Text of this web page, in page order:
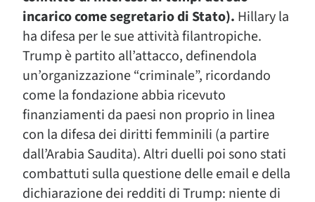
incarico come segretario di Stato). Hillary la
ha difesa per le sue attività filantropiche.
Trump è partito all’attacco, definendola
un’organizzazione “criminale”, ricordando
come la fondazione abbia ricevuto
finanziamenti da paesi non proprio in linea
con la difesa dei diritti femminili (a partire
dall’Arabia Saudita). Altri duelli poi sono stati
combattuti sulla questione delle email e della
dichiarazione dei redditi di Trump: niente di